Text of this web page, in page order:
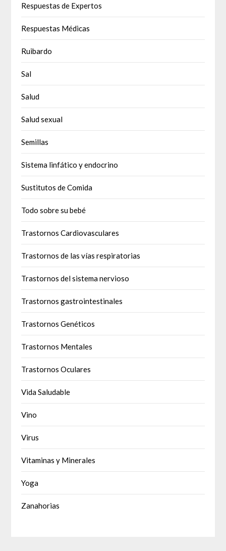
Respuestas de Expertos
Respuestas Médicas
Ruibardo
Sal
Salud
Salud sexual
Semillas
Sistema linfático y endocrino
Sustitutos de Comida
Todo sobre su bebé
Trastornos Cardiovasculares
Trastornos de las vías respiratorias
Trastornos del sistema nervioso
Trastornos gastrointestinales
Trastornos Genéticos
Trastornos Mentales
Trastornos Oculares
Vida Saludable
Vino
Virus
Vitaminas y Minerales
Yoga
Zanahorias